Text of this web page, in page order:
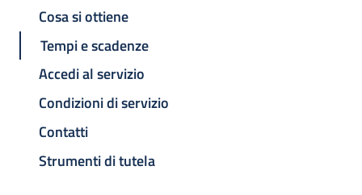
Cosa si ottiene
Tempi e scadenze
Accedi al servizio
Condizioni di servizio
Contatti
Strumenti di tutela